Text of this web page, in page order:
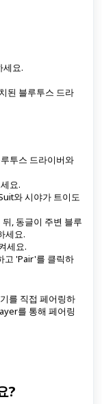
세요.
된 블루투스 드라
투스 드라이버와
요.
와 시야가 트이도
, 동글이 주변 블루
세요.
세요.
고 'Pair'를 클릭하
를 직접 페어링하
를 통해 페어링
?